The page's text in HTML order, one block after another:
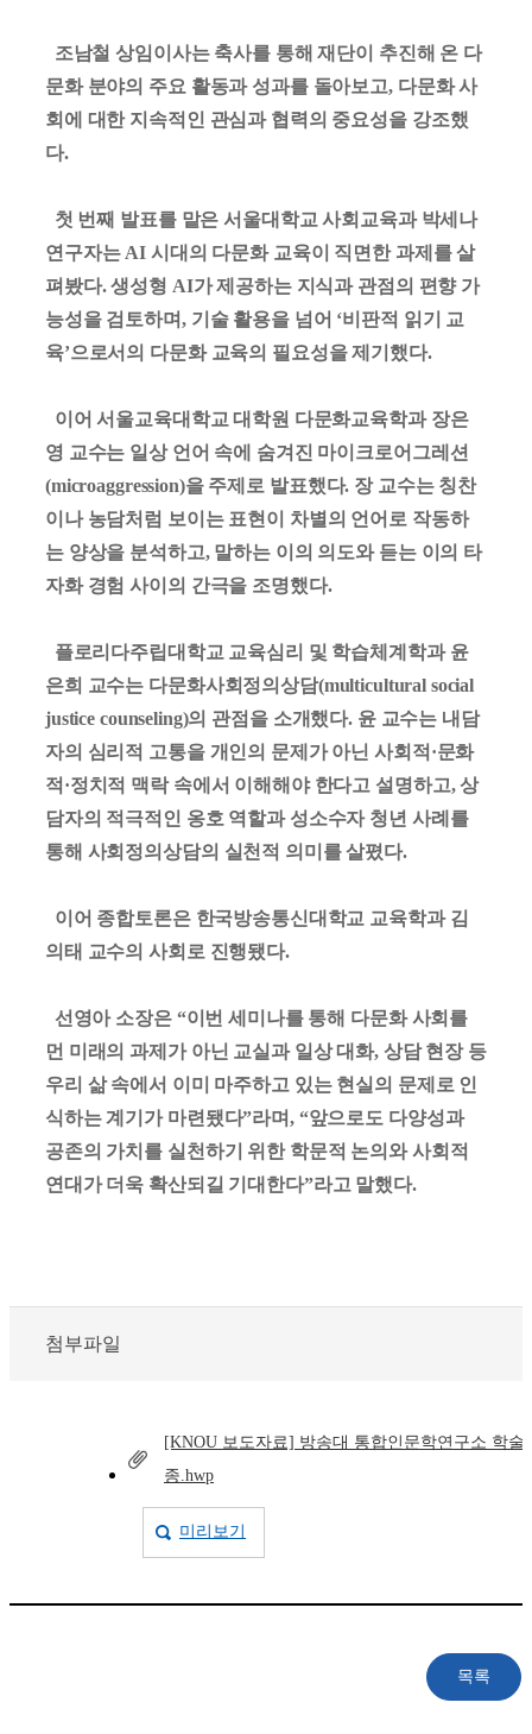
조남철 상임이사는 축사를 통해 재단이 추진해 온 다
문화 분야의 주요 활동과 성과를 돌아보고, 다문화 사
회에 대한 지속적인 관심과 협력의 중요성을 강조했
다.
첫 번째 발표를 맡은 서울대학교 사회교육과 박세나
연구자는 AI 시대의 다문화 교육이 직면한 과제를 살
펴봤다.생성형 AI가 제공하는 지식과 관점의 편향 가
능성을 검토하며, 기술 활용을 넘어 ‘비판적 읽기 교
육’으로서의 다문화 교육의 필요성을 제기했다.
이어 서울교육대학교 대학원 다문화교육학과 장은
영 교수는 일상 언어 속에 숨겨진 마이크로어그레션
(microaggression)을 주제로 발표했다. 장 교수는 칭찬
이나 농담처럼 보이는 표현이 차별의 언어로 작동하
는 양상을 분석하고, 말하는 이의 의도와 듣는 이의 타
자화 경험 사이의 간극을 조명했다.
플로리다주립대학교 교육심리 및 학습체계학과 윤
은희 교수는 다문화사회정의상담(multicultural social
justice counseling)의 관점을 소개했다. 윤 교수는 내담
자의 심리적 고통을 개인의 문제가 아닌 사회적 ·문화
적 ·정치적 맥락 속에서 이해해야 한다고 설명하고,상
담자의 적극적인 옹호 역할과 성소수자 청년 사례를
통해 사회정의상담의 실천적 의미를 살폈다.
이어 종합토론은 한국방송통신대학교 교육학과 김
의태 교수의 사회로 진행됐다.
선영아 소장은 “이번 세미나를 통해 다문화 사회를
먼 미래의 과제가 아닌 교실과 일상 대화, 상담 현장 등
우리 삶 속에서 이미 마주하고 있는 현실의 문제로 인
식하는 계기가 마련됐다”라며, “앞으로도 다양성과
공존의 가치를 실천하기 위한 학문적 논의와 사회적
연대가 더욱 확산되길 기대한다”라고 말했다.
첨부파일
[KNOU 보도자료] 방송대 통합인문학연구소 학술
종.hwp
미리보기